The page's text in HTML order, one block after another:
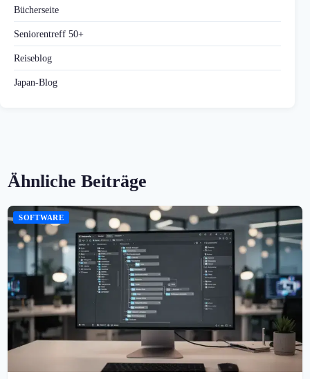
Bücherseite
Seniorentreff 50+
Reiseblog
Japan-Blog
Ähnliche Beiträge
SOFTWARE